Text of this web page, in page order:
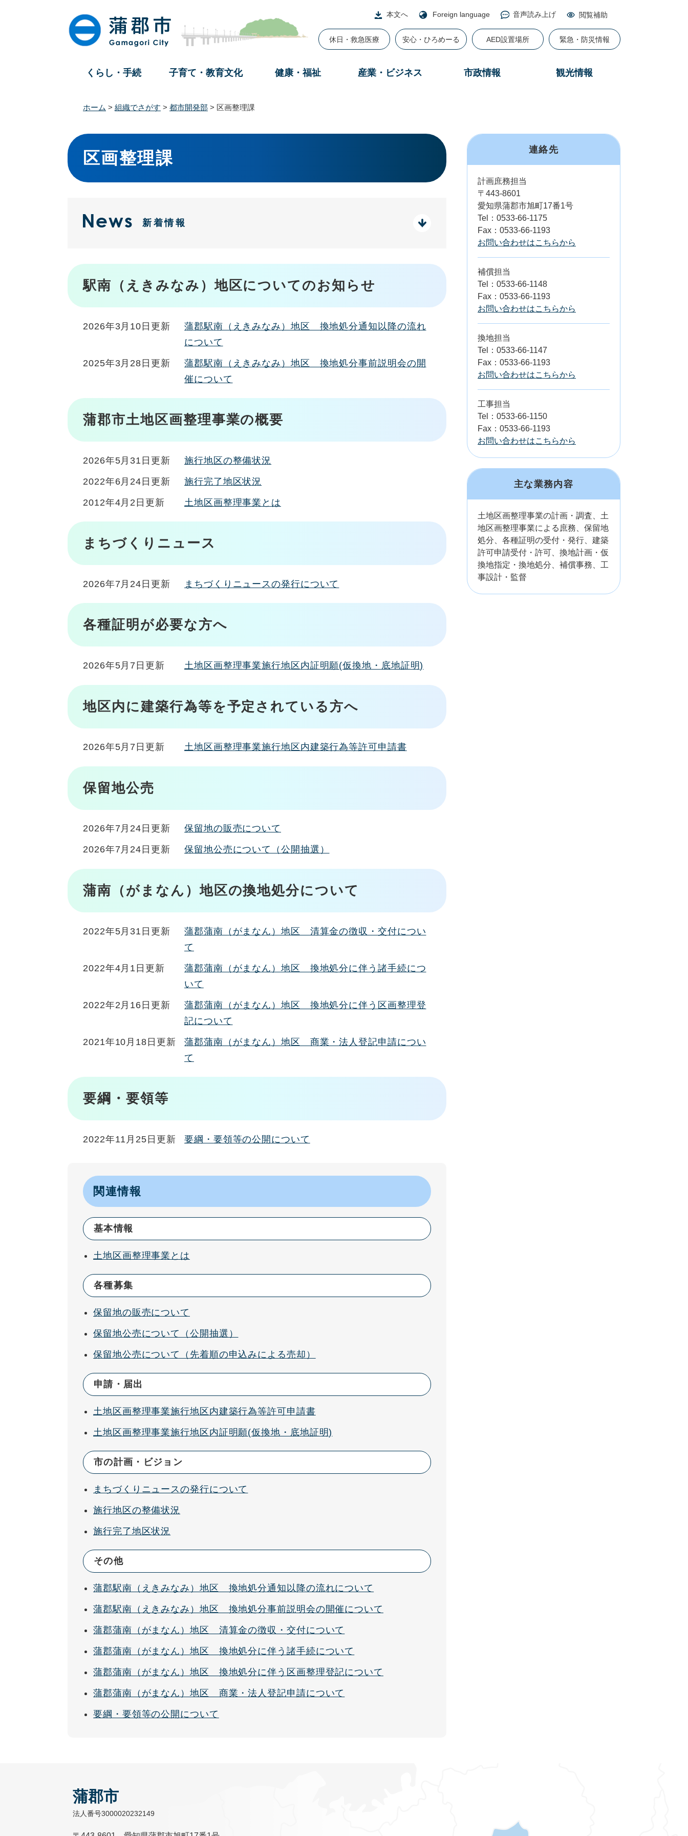
本文へ Foreign language 音声読み上げ 閲覧補助
休日・救急医療 安心・ひろめーる AED設置場所 緊急・防災情報
くらし・手続 子育て・教育文化 健康・福祉 産業・ビジネス 市政情報 観光情報
ホーム > 組織でさがす > 都市開発部 > 区画整理課
本
文
区画整理課
新着情報
駅南（えきみなみ）地区についてのお知らせ
2026年3月10日更新
蒲郡駅南（えきみなみ）地区 換地処分通知以降の流れ
について
2025年3月28日更新
蒲郡駅南（えきみなみ）地区 換地処分事前説明会の開
催について
蒲郡市土地区画整理事業の概要
2026年5月31日更新 施行地区の整備状況
2022年6月24日更新 施行完了地区状況
2012年4月2日更新 土地区画整理事業とは
まちづくりニュース
2026年7月24日更新 まちづくりニュースの発行について
各種証明が必要な方へ
2026年5月7日更新 土地区画整理事業施行地区内証明願(仮換地・底地証明)
地区内に建築行為等を予定されている方へ
2026年5月7日更新 土地区画整理事業施行地区内建築行為等許可申請書
保留地公売
2026年7月24日更新 保留地の販売について
2026年7月24日更新 保留地公売について（公開抽選）
蒲南（がまなん）地区の換地処分について
2022年5月31日更新
蒲郡蒲南（がまなん）地区 清算金の徴収・交付につい
て
2022年4月1日更新
蒲郡蒲南（がまなん）地区 換地処分に伴う諸手続につ
いて
2022年2月16日更新
蒲郡蒲南（がまなん）地区 換地処分に伴う区画整理登
記について
2021年10月18日更新
蒲郡蒲南（がまなん）地区 商業・法人登記申請につい
て
要綱・要領等
2022年11月25日更新 要綱・要領等の公開について
関連情報
基本情報
土地区画整理事業とは
各種募集
保留地の販売について
保留地公売について（公開抽選）
保留地公売について（先着順の申込みによる売却）
申請・届出
土地区画整理事業施行地区内建築行為等許可申請書
土地区画整理事業施行地区内証明願(仮換地・底地証明)
市の計画・ビジョン
まちづくりニュースの発行について
施行地区の整備状況
施行完了地区状況
その他
蒲郡駅南（えきみなみ）地区 換地処分通知以降の流れについて
蒲郡駅南（えきみなみ）地区 換地処分事前説明会の開催について
蒲郡蒲南（がまなん）地区 清算金の徴収・交付について
蒲郡蒲南（がまなん）地区 換地処分に伴う諸手続について
蒲郡蒲南（がまなん）地区 換地処分に伴う区画整理登記について
蒲郡蒲南（がまなん）地区 商業・法人登記申請について
要綱・要領等の公開について
連絡先
計画庶務担当
〒443-8601
愛知県蒲郡市旭町17番1号
Tel：0533-66-1175
Fax：0533-66-1193
お問い合わせはこちらから
補償担当
Tel：0533-66-1148
Fax：0533-66-1193
お問い合わせはこちらから
換地担当
Tel：0533-66-1147
Fax：0533-66-1193
お問い合わせはこちらから
工事担当
Tel：0533-66-1150
Fax：0533-66-1193
お問い合わせはこちらから
主な業務内容
土地区画整理事業の計画・調査、土
地区画整理事業による庶務、保留地
処分、各種証明の受付・発行、建築
許可申請受付・許可、換地計画・仮
換地指定・換地処分、補償事務、工
事設計・監督
蒲郡市
法人番号3000020232149